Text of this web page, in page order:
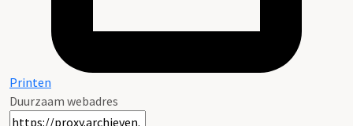
Printen
Duurzaam webadres